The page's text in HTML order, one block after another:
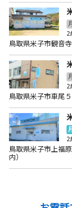
2
鳥取県米子市観音
2
鳥取県米子市車尾
2
鳥取県米子市上福
内）